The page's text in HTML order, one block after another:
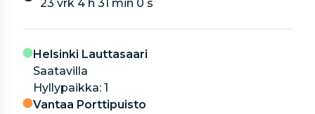
23 vrk 4 h 31 min 0 s
Helsinki Lauttasaari
Saatavilla
hyllypaikka: 1
Vantaa Porttipuisto